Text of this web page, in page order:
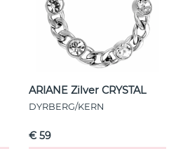
ARIANE Zilver CRYSTAL
DYRBERG/KERN
€ 59